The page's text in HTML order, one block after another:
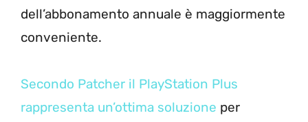
dell’abbonamento annuale è maggiormente
conveniente.
Secondo Patcher il PlayStation Plus
rappresenta un’ottima soluzione per